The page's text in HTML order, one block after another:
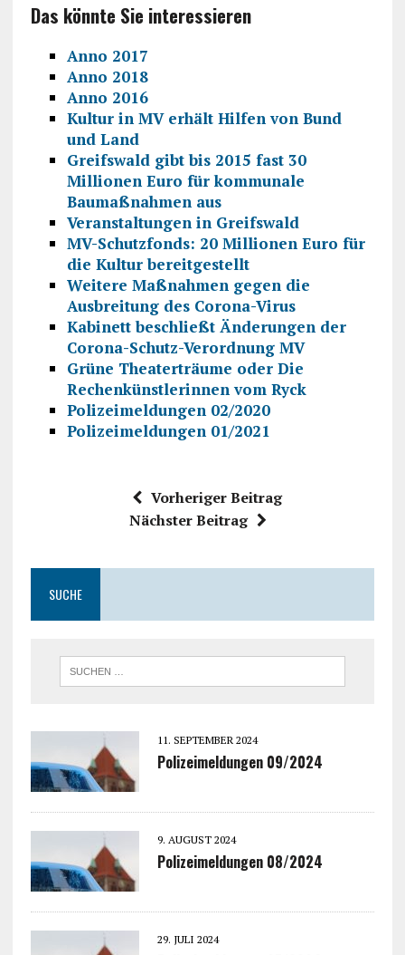
Das könnte Sie interessieren
Anno 2017
Anno 2018
Anno 2016
Kultur in MV erhält Hilfen von Bund
und Land
Greifswald gibt bis 2015 fast 30
Millionen Euro für kommunale
Baumaßnahmen aus
Veranstaltungen in Greifswald
MV-Schutzfonds: 20 Millionen Euro für
die Kultur bereitgestellt
Weitere Maßnahmen gegen die
Ausbreitung des Corona-Virus
Kabinett beschließt Änderungen der
Corona-Schutz-Verordnung MV
Grüne Theaterträume oder Die
Rechenkünstlerinnen vom Ryck
Polizeimeldungen 02/2020
Polizeimeldungen 01/2021
Vorheriger Beitrag
Nächster Beitrag
SUCHE
11. SEPTEMBER 2024
Polizeimeldungen 09/2024
9. AUGUST 2024
Polizeimeldungen 08/2024
29. JULI 2024